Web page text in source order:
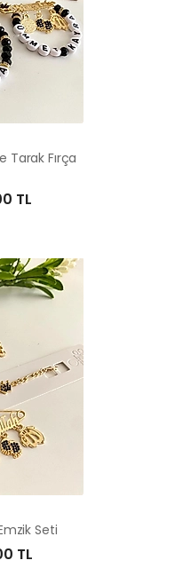
Tarak Fırça
TL
Seti
TL